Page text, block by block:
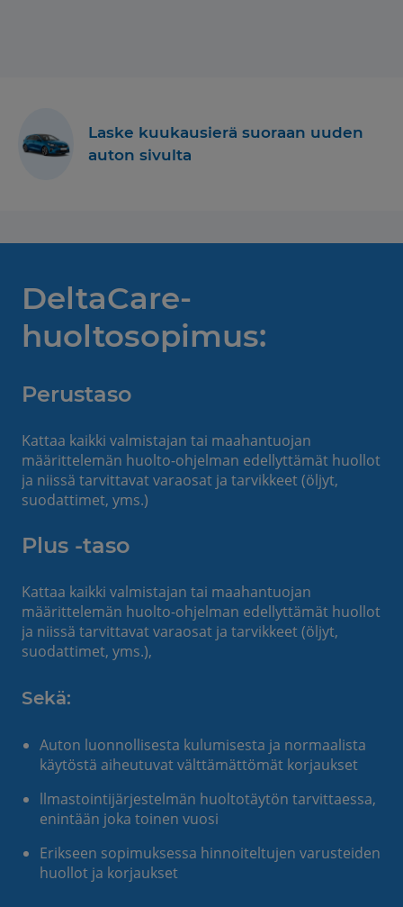
Laske kuukausierä suoraan uuden
auton sivulta
DeltaCare-
huoltosopimus:
Perustaso
Kattaa kaikki valmistajan tai maahantuojan
määrittelemän huolto-ohjelman edellyttämät huollot
ja niissä tarvittavat varaosat ja tarvikkeet (öljyt,
suodattimet, yms.)
Plus -taso
Kattaa kaikki valmistajan tai maahantuojan
määrittelemän huolto-ohjelman edellyttämät huollot
ja niissä tarvittavat varaosat ja tarvikkeet (öljyt,
suodattimet, yms.),
Sekä:
Auton luonnollisesta kulumisesta ja normaalista
käytöstä aiheutuvat välttämättömät korjaukset
llmastointijärjestelmän huoltotäytön tarvittaessa,
enintään joka toinen vuosi
Erikseen sopimuksessa hinnoiteltujen varusteiden
huollot ja korjaukset